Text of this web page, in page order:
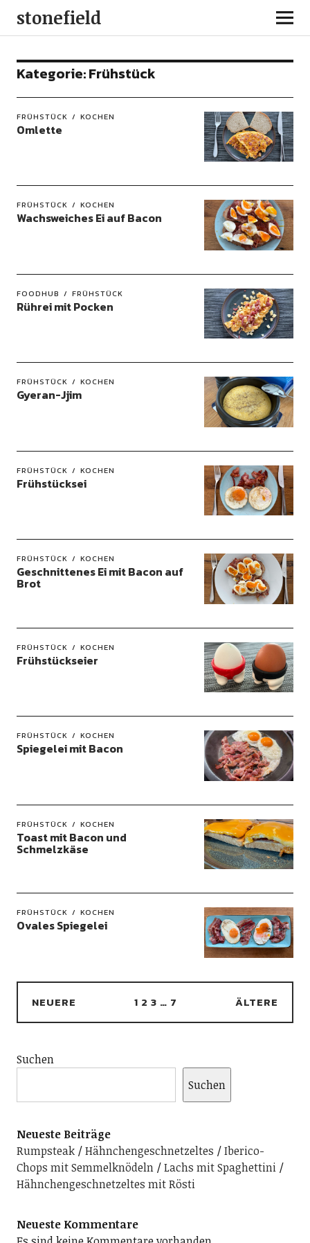
stonefield
Kategorie:Frühstück
FRÜHSTÜCK KOCHEN
Omlette
FRÜHSTÜCK KOCHEN
Wachsweiches Ei auf Bacon
FOODHUB FRÜHSTÜCK
Rührei mit Pocken
FRÜHSTÜCK KOCHEN
Gyeran-Jjim
FRÜHSTÜCK KOCHEN
Frühstücksei
FRÜHSTÜCK KOCHEN
Geschnittenes Ei mit Bacon auf
Brot
FRÜHSTÜCK KOCHEN
Frühstückseier
FRÜHSTÜCK KOCHEN
Spiegelei mit Bacon
FRÜHSTÜCK KOCHEN
Toast mit Bacon und
Schmelzkäse
FRÜHSTÜCK KOCHEN
Ovales Spiegelei
NEUERE 1 2 3 … 7 ÄLTERE
Suchen
Suchen
Neueste Beiträge
Rumpsteak
Hähnchengeschnetzeltes
Iberico-
Chops mit Semmelknödeln
Lachs mit Spaghettini
Hähnchengeschnetzeltes mit Rösti
Neueste Kommentare